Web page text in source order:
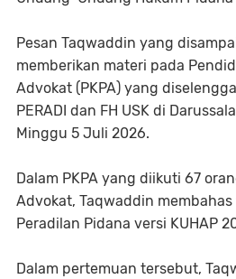
Pesan Taqwaddin yang
memberikan materi pada
Advokat (PKPA) yang
PERADI dan FH USK di
Minggu 5 Juli 2026.
Dalam PKPA yang diikuti 67
Advokat, Taqwaddin
Peradilan Pidana versi KUHAP
Dalam pertemuan tersebut,